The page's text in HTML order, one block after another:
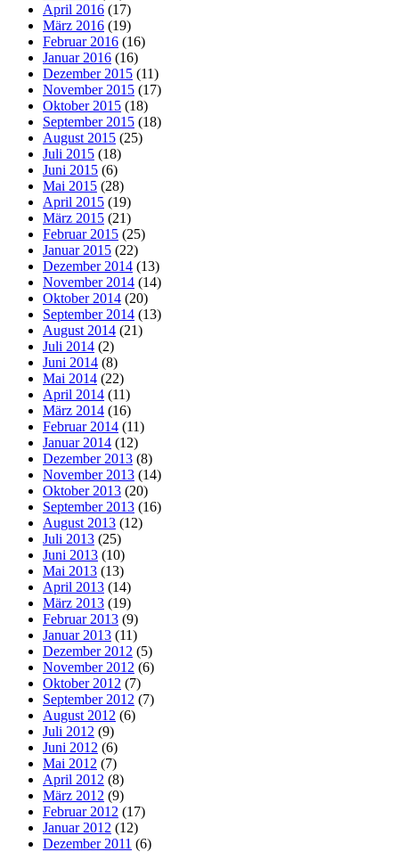
April 2016 (17)
März 2016 (19)
Februar 2016 (16)
Januar 2016 (16)
Dezember 2015 (11)
November 2015 (17)
Oktober 2015 (18)
September 2015 (18)
August 2015 (25)
Juli 2015 (18)
Juni 2015 (6)
Mai 2015 (28)
April 2015 (19)
März 2015 (21)
Februar 2015 (25)
Januar 2015 (22)
Dezember 2014 (13)
November 2014 (14)
Oktober 2014 (20)
September 2014 (13)
August 2014 (21)
Juli 2014 (2)
Juni 2014 (8)
Mai 2014 (22)
April 2014 (11)
März 2014 (16)
Februar 2014 (11)
Januar 2014 (12)
Dezember 2013 (8)
November 2013 (14)
Oktober 2013 (20)
September 2013 (16)
August 2013 (12)
Juli 2013 (25)
Juni 2013 (10)
Mai 2013 (13)
April 2013 (14)
März 2013 (19)
Februar 2013 (9)
Januar 2013 (11)
Dezember 2012 (5)
November 2012 (6)
Oktober 2012 (7)
September 2012 (7)
August 2012 (6)
Juli 2012 (9)
Juni 2012 (6)
Mai 2012 (7)
April 2012 (8)
März 2012 (9)
Februar 2012 (17)
Januar 2012 (12)
Dezember 2011 (6)